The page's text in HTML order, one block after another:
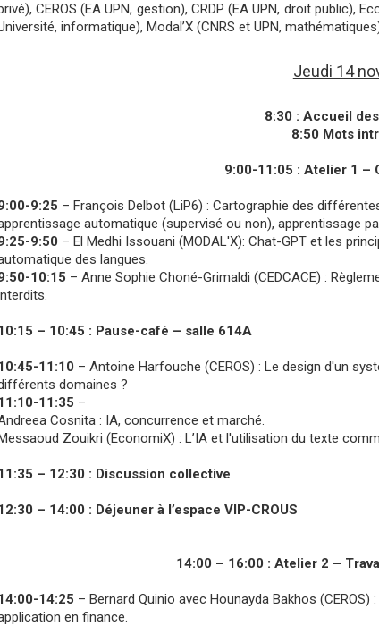
CEROS (EA UPN, gestion), CRDP (EA UPN, droit public),
informatique), Modal’X (CNRS et UPN,
Jeudi 14
8:30 : Accueil
8:50 Mots
9:00-11:05 : Atelier 1 –
9:25 – François Delbot (LiP6) : Cartographie des
automatique (supervisé ou non), apprentissage
9:50 – El Medhi Issouani (MODAL'X): Chat-GPT et les
des langues.
10:15 – Anne Sophie Choné-Grimaldi (CEDCACE) :
– 10:45 : Pause-café – salle 614A
11:10 – Antoine Harfouche (CEROS) : Le design d'un
domaines ?
11:35 –
Cosnita : IA, concurrence et marché.
Zouikri (EconomiX) : L’IA et l'utilisation du texte
– 12:30 : Discussion collective
– 14:00 : Déjeuner à l’espace VIP-CROUS
14:00 – 16:00 : Atelier 2 –
14:25 – Bernard Quinio avec Hounayda Bakhos
en finance.